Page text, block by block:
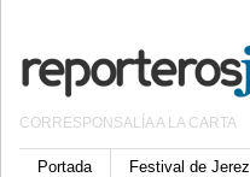
CORRESPONSALÍA A LA CARTA
Portada Festival de Jerez